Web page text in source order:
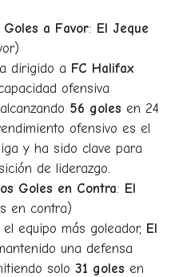
a Favor: El Jeque
dirigido a FC Halifax
ofensiva
56 goles en 24
ofensivo es el
y ha sido clave para
de liderazgo.
Goles en Contra: El
en contra)
equipo más goleador, El
una defensa
solo 31 goles en